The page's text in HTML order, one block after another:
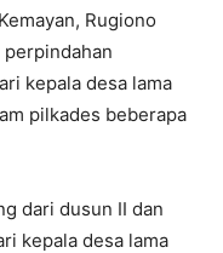
Rugiono
kepala desa lama
pilkades beberapa
dari dusun II dan
kepala desa lama